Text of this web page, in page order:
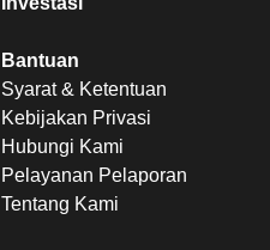
Bantuan
Syarat & Ketentuan
Kebijakan Privasi
Hubungi Kami
Pelayanan Pelaporan
Tentang Kami